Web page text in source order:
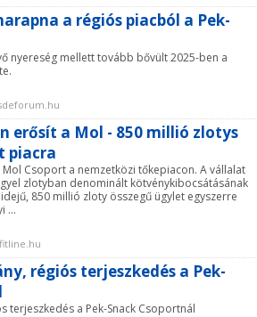
a régiós piacból a Pek-
nyereség mellett tovább bővült 2025-ben a
erősít a Mol - 850 millió zlotys
piacra
Csoport a nemzetközi tőkepiacon. A vállalat
zlotyban denominált kötvénykibocsátásának
850 millió zloty összegű ügylet egyszerre
...
régiós terjeszkedés a Pek-
terjeszkedés a Pek-Snack Csoportnál